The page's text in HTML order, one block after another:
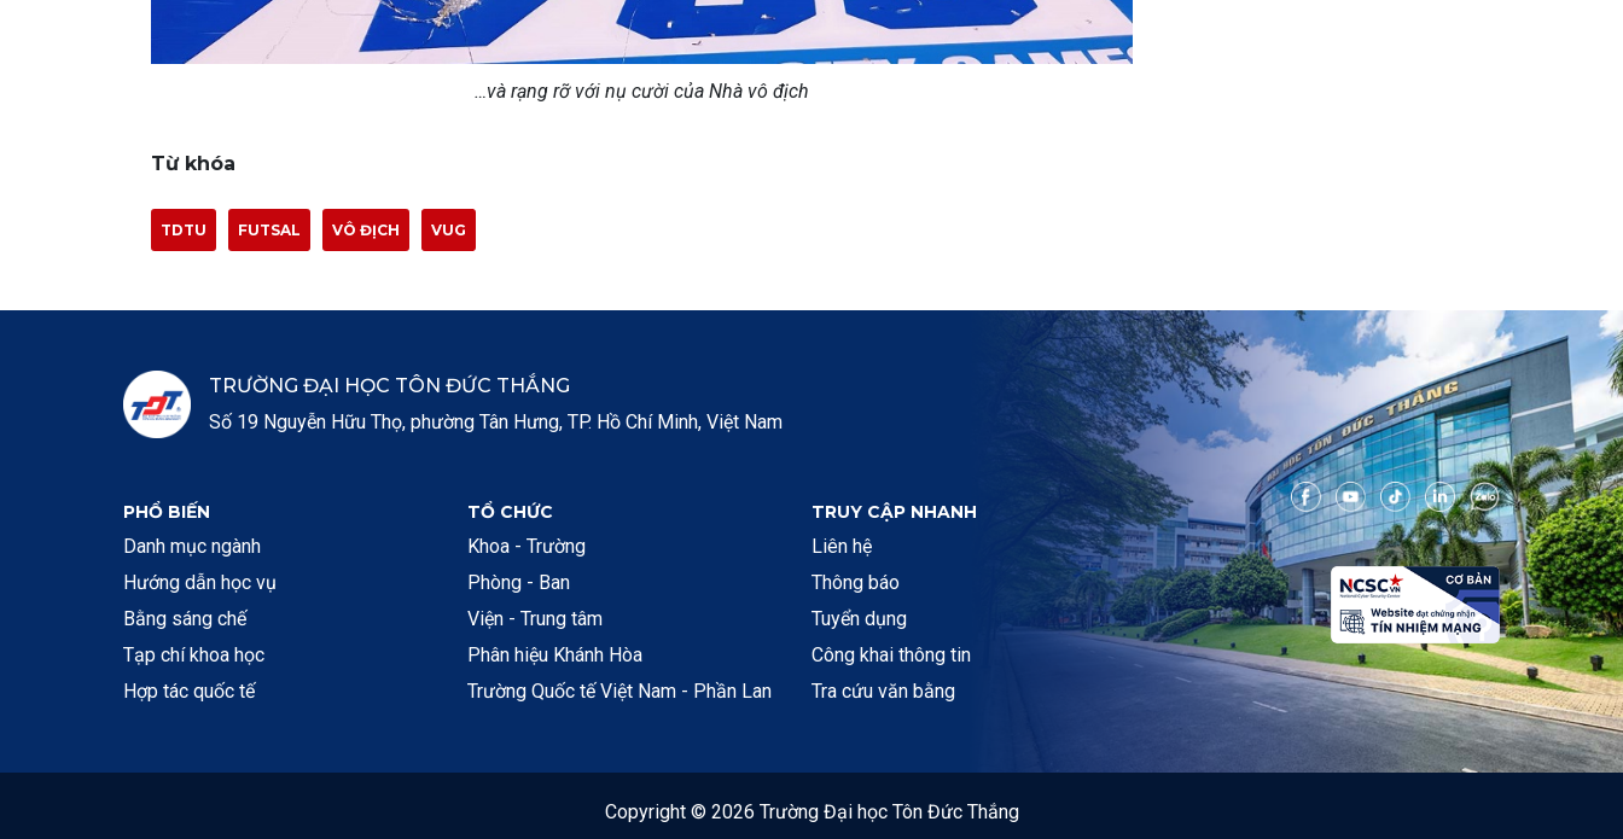
…và rạng rỡ với nụ cười của Nhà vô địch
Từ khóa
TDTU FUTSAL VÔ ĐỊCH VUG
TRƯỜNG ĐẠI HỌC TÔN ĐỨC THẮNG
Số 19 Nguyễn Hữu Thọ, phường Tân Hưng, TP. Hồ Chí Minh, Việt Nam
PHỔ BIẾN
Danh mục ngành
Hướng dẫn học vụ
Bằng sáng chế
Tạp chí khoa học
Hợp tác quốc tế
TỔ CHỨC
Khoa - Trường
Phòng - Ban
Viện - Trung tâm
Phân hiệu Khánh Hòa
Trường Quốc tế Việt Nam - Phần Lan
TRUY CẬP NHANH
Liên hệ
Thông báo
Tuyển dụng
Công khai thông tin
Tra cứu văn bằng
Copyright © 2026 Trường Đại học Tôn Đức Thắng